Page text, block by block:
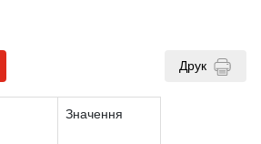
Друк
Значення